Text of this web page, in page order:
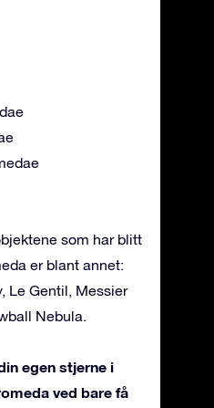
som har blitt
er blant annet:
Le Gentil, Messier
Nebula.
egen stjerne i
ved bare få